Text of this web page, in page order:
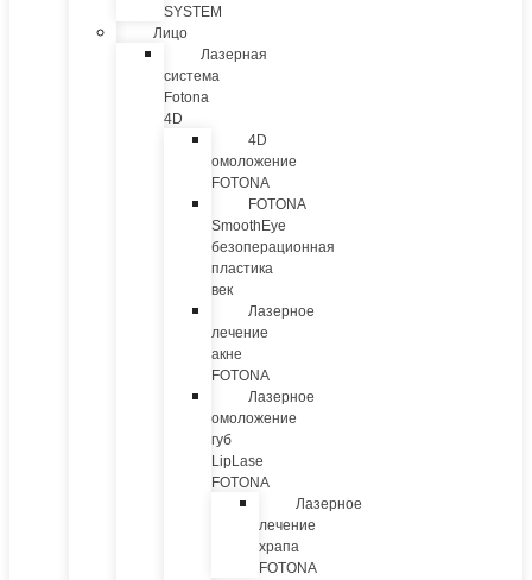
SYSTEM
Лицо
Лазерная
система
Fotona
4D
4D
омоложение
FOTONA
FOTONA
SmoothEye
безоперационная
пластика
век
Лазерное
лечение
акне
FOTONA
Лазерное
омоложение
губ
LipLase
FOTONA
Лазерное
лечение
храпа
FOTONA